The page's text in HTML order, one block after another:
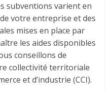
subventions varient en
votre entreprise et des
mises en place par
les aides disponibles
conseillons de
collectivité territoriale
et d’industrie (CCI).